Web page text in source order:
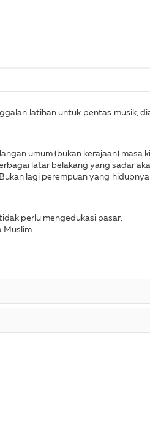
latihan untuk pentas musik,
umum (bukan kerajaan) masa
latar belakang yang sadar
lagi perempuan yang
perlu mengedukasi pasar.